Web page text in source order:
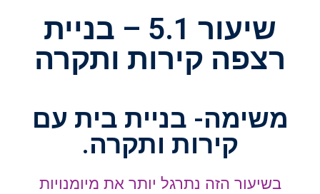
שיעור 5.1 – בניית
רצפה קירות ותקרה
משימה- בניית בית עם
קירות ותקרה.
בשיעור הזה נתרגל יותר את מיומנויות